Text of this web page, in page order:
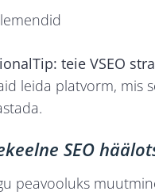
teie VSEO
leida platvorm, mis
SEO
peavooluks